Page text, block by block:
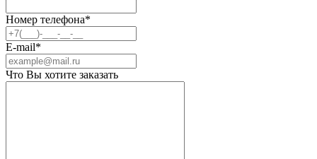
Номер телефона*
E-mail*
Что Вы хотите заказать